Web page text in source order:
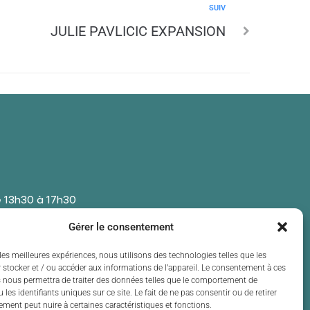
Gérer le consentement
meilleures expériences, nous utilisons des technologies telles que les
et / ou accéder aux informations de l’appareil. Le consentement à ces
permettra de traiter des données telles que le comportement de
les identifiants uniques sur ce site. Le fait de ne pas consentir ou de retirer
peut nuire à certaines caractéristiques et fonctions.
SUIV
JULIE PAVLICIC EXPANSION
à 17h30
à 17h30
13h30 à 17h30
à 17h30
de 13h30 à 17h30